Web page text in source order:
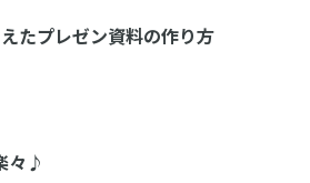
たプレゼン資料の作り方
々♪